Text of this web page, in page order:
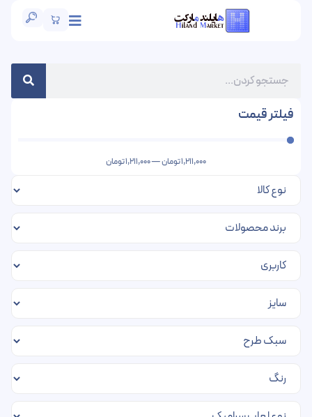
فیلتر قیمت
1,211,000تومان—
1,211,000تومان